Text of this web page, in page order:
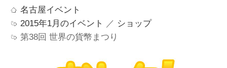
名古屋イベント
2015年1月のイベント
／ ショップ
第38回 世界の貨幣まつり